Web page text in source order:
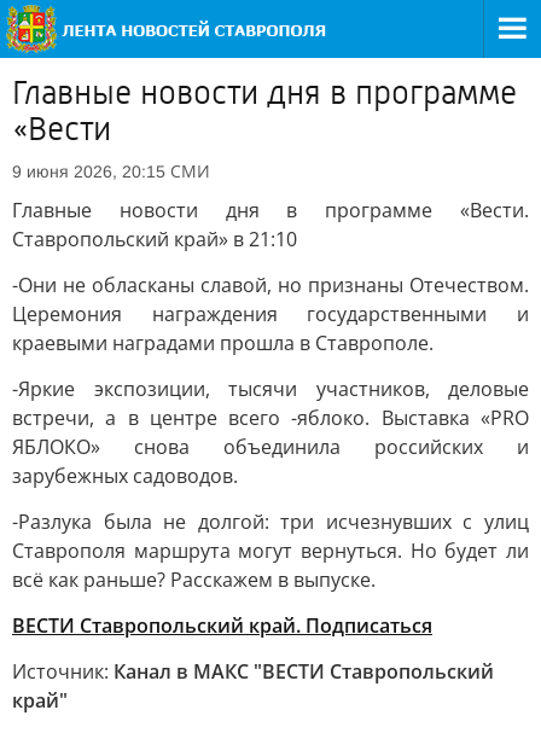
Главные новости дня в программе
«Вести
9 июня 2026, 20:15 СМИ
Главные новости дня в программе «Вести.
Ставропольский край» в 21:10
-Они не обласканы славой, но признаны Отечеством.
Церемония награждения государственными и
краевыми наградами прошла в Ставрополе.
-Яркие экспозиции, тысячи участников, деловые
встречи, а в центре всего -яблоко. Выставка «PRO
ЯБЛОКО» снова объединила российских и
зарубежных садоводов.
-Разлука была не долгой: три исчезнувших с улиц
Ставрополя маршрута могут вернуться. Но будет ли
всё как раньше? Расскажем в выпуске.
ВЕСТИ Ставропольский край. Подписаться
Источник: Канал в МАКС "ВЕСТИ Ставропольский
край"